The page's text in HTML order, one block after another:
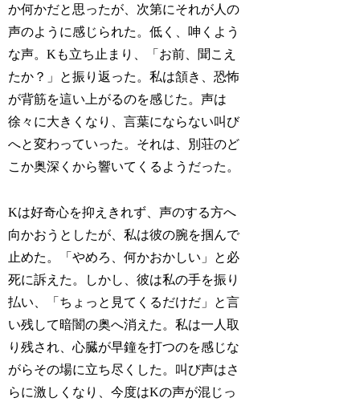
か何かだと思ったが、次第にそれが人の
声のように感じられた。低く、呻くよう
な声。Kも立ち止まり、「お前、聞こえ
たか？」と振り返った。私は頷き、恐怖
が背筋を這い上がるのを感じた。声は
徐々に大きくなり、言葉にならない叫び
へと変わっていった。それは、別荘のど
こか奥深くから響いてくるようだった。
Kは好奇心を抑えきれず、声のする方へ
向かおうとしたが、私は彼の腕を掴んで
止めた。「やめろ、何かおかしい」と必
死に訴えた。しかし、彼は私の手を振り
払い、「ちょっと見てくるだけだ」と言
い残して暗闇の奥へ消えた。私は一人取
り残され、心臓が早鐘を打つのを感じな
がらその場に立ち尽くした。叫び声はさ
らに激しくなり、今度はKの声が混じっ